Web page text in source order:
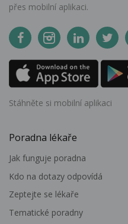
přes mobilní aplikaci.
Stáhněte si mobilní aplikaci
Poradna lékaře
Jak funguje poradna
Kdo na dotazy odpovídá
Zeptejte se lékaře
Tematické poradny